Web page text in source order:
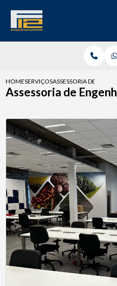
HOMESERVIÇOSASSESSORIA DE
Assessoria de